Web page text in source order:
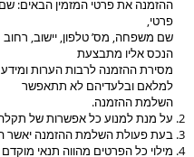
ההזמנה את פרטי המזמין הבאים:
פרטי,
שם משפחה, מס’ טלפון, יישוב,
הנכס אליו מתבצעת
מסירת ההזמנה לרבות הערות
למלאם ובלעדיהם לא תתאפשר
השלמת ההזמנה.
על מנת למנוע כל אפשרות של תקלה
בעת פעולת השלמת ההזמנה יאשר
מילוי כל הפרטים מהווה תנאי